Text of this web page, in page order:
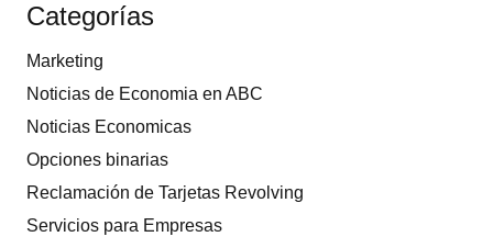
Categorías
Marketing
Noticias de Economia en ABC
Noticias Economicas
Opciones binarias
Reclamación de Tarjetas Revolving
Servicios para Empresas